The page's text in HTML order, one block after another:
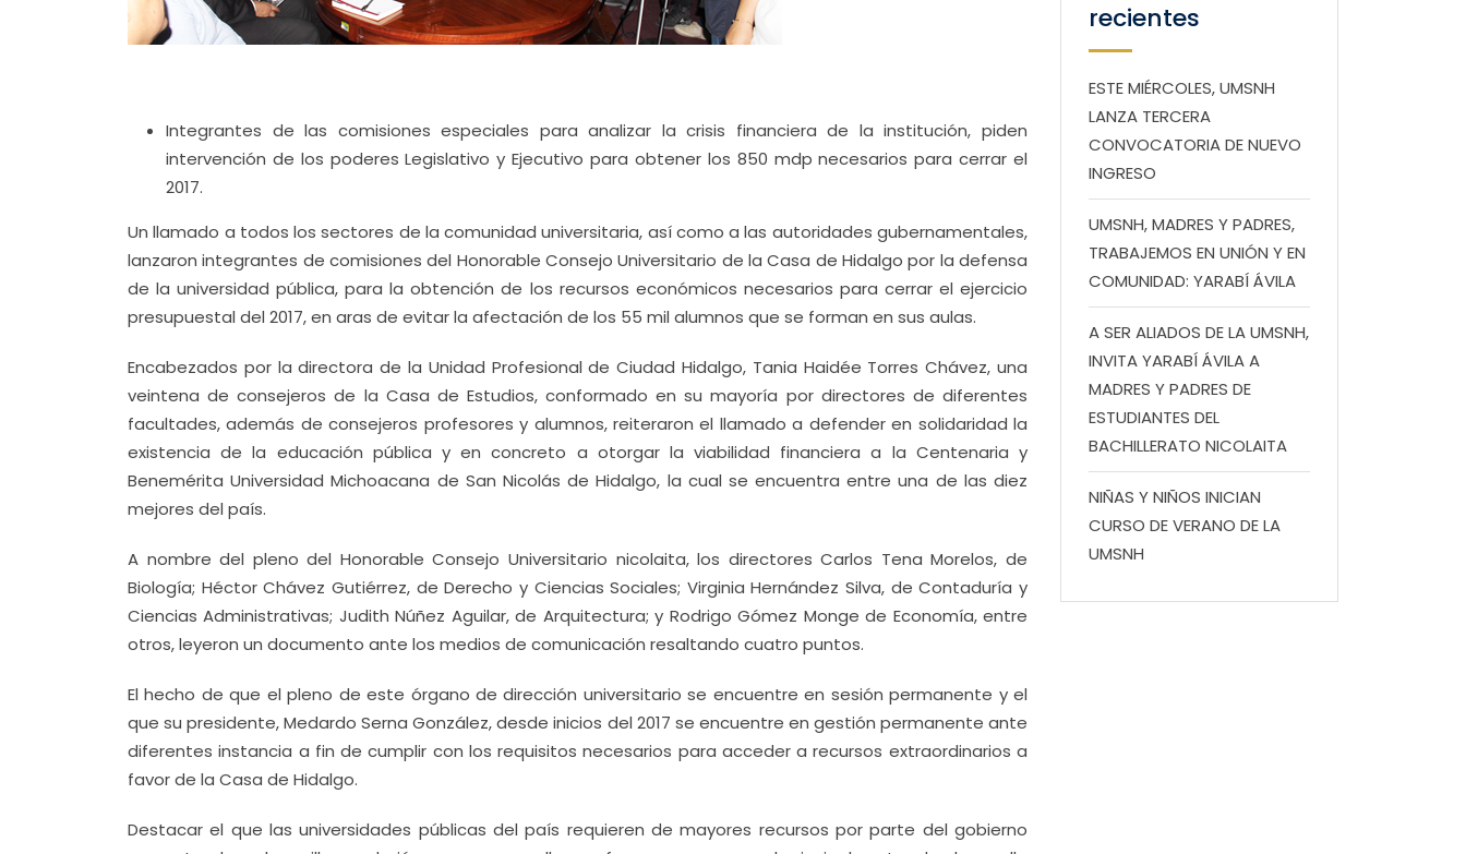
Integrantes de las comisiones especiales para analizar la crisis financiera de la institución, piden
intervención de los poderes Legislativo y Ejecutivo para obtener los 850 mdp necesarios para cerrar el
2017.
Un llamado a todos los sectores de la comunidad universitaria, así como a las autoridades gubernamentales,
lanzaron integrantes de comisiones del Honorable Consejo Universitario de la Casa de Hidalgo por la defensa
de la universidad pública, para la obtención de los recursos económicos necesarios para cerrar el ejercicio
presupuestal del 2017, en aras de evitar la afectación de los 55 mil alumnos que se forman en sus aulas.
Encabezados por la directora de la Unidad Profesional de Ciudad Hidalgo, Tania Haidée Torres Chávez, una
veintena de consejeros de la Casa de Estudios, conformado en su mayoría por directores de diferentes
facultades, además de consejeros profesores y alumnos, reiteraron el llamado a defender en solidaridad la
existencia de la educación pública y en concreto a otorgar la viabilidad financiera a la Centenaria y
Benemérita Universidad Michoacana de San Nicolás de Hidalgo, la cual se encuentra entre una de las diez
mejores del país.
A nombre del pleno del Honorable Consejo Universitario nicolaita, los directores Carlos Tena Morelos, de
Biología; Héctor Chávez Gutiérrez, de Derecho y Ciencias Sociales; Virginia Hernández Silva, de Contaduría y
Ciencias Administrativas; Judith Núñez Aguilar, de Arquitectura; y Rodrigo Gómez Monge de Economía, entre
otros, leyeron un documento ante los medios de comunicación resaltando cuatro puntos.
El hecho de que el pleno de este órgano de dirección universitario se encuentre en sesión permanente y el
que su presidente, Medardo Serna González, desde inicios del 2017 se encuentre en gestión permanente ante
diferentes instancia a fin de cumplir con los requisitos necesarios para acceder a recursos extraordinarios a
favor de la Casa de Hidalgo.
Destacar el que las universidades públicas del país requieren de mayores recursos por parte del gobierno
recientes
ESTE MIÉRCOLES, UMSNH
LANZA TERCERA
CONVOCATORIA DE NUEVO
INGRESO
UMSNH, MADRES Y PADRES,
TRABAJEMOS EN UNIÓN Y EN
COMUNIDAD: YARABÍ ÁVILA
A SER ALIADOS DE LA UMSNH,
INVITA YARABÍ ÁVILA A
MADRES Y PADRES DE
ESTUDIANTES DEL
BACHILLERATO NICOLAITA
NIÑAS Y NIÑOS INICIAN
CURSO DE VERANO DE LA
UMSNH